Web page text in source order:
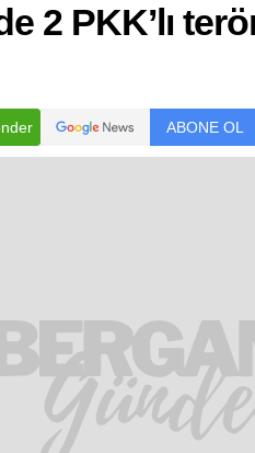
2 PKK’lı
ABONE OL